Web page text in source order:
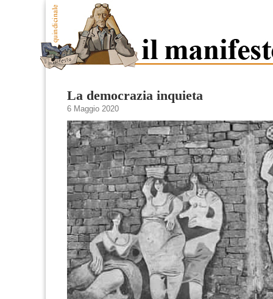
La democrazia inquieta
6 Maggio 2020